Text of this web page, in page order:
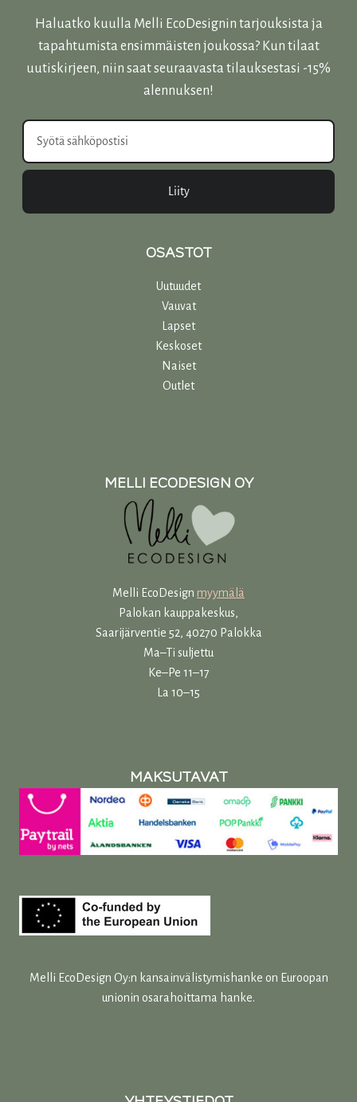
Haluatko kuulla Melli EcoDesignin tarjouksista ja
tapahtumista ensimmäisten joukossa? Kun tilaat
uutiskirjeen, niin saat seuraavasta tilauksestasi -15%
alennuksen!
Liity
OSASTOT
Uutuudet
Vauvat
Lapset
Keskoset
Naiset
Outlet
MELLI ECODESIGN OY
Melli EcoDesign myymälä
Palokan kauppakeskus,
Saarijärventie 52, 40270 Palokka
Ma–Ti suljettu
Ke–Pe 11–17
La 10–15
MAKSUTAVAT
Melli EcoDesign Oy:n kansainvälistymishanke on Euroopan
unionin osarahoittama hanke.